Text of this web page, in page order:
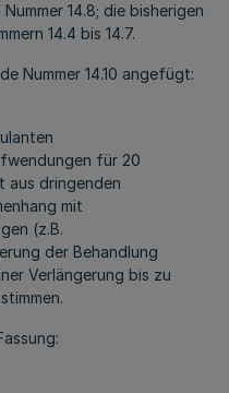
14.8; die bisherigen
14.4 bis 14.7.
Nummer 14.10 angefügt:
für 20
aus dringenden
mit
(z.B.
der Behandlung
Verlängerung bis zu